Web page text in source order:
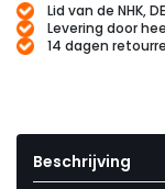
Lid van de NHK,
Levering door
14 dagen
Beschrijving